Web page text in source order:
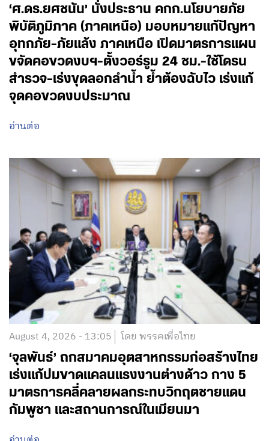
‘ศ.ดร.ยศชนัน’ นั่งประธาน คกก.นโยบายภัย
พิบัติภูมิภาค (ภาคเหนือ) มอบหมายแก้ปัญหา
อุทกภัย-ภัยแล้ง ภาคเหนือ เปิดมาตรการแผน
ขจัดคอขวดงบฯ-ตั้งวอร์รูม 24 ชม.-ใช้โดรน
สำรวจ-เร่งขุดลอกลำน้ำ ย้ำต้องฉับไว เร่งแก้
จุดคอขวดงบประมาณ
อ่านต่อ
August 4, 2026 - 13:05 โดย พรรคเพื่อไทย
‘จุลพันธ์’ ถกสมาคมอุตสาหกรรมก่อสร้างไทย
เร่งแก้ปมขาดแคลนแรงงานต่างด้าว กาง 5
มาตรการคลี่คลายผลกระทบวิกฤตชายแดน
กัมพูชา และสถานการณ์ในเมียนมา